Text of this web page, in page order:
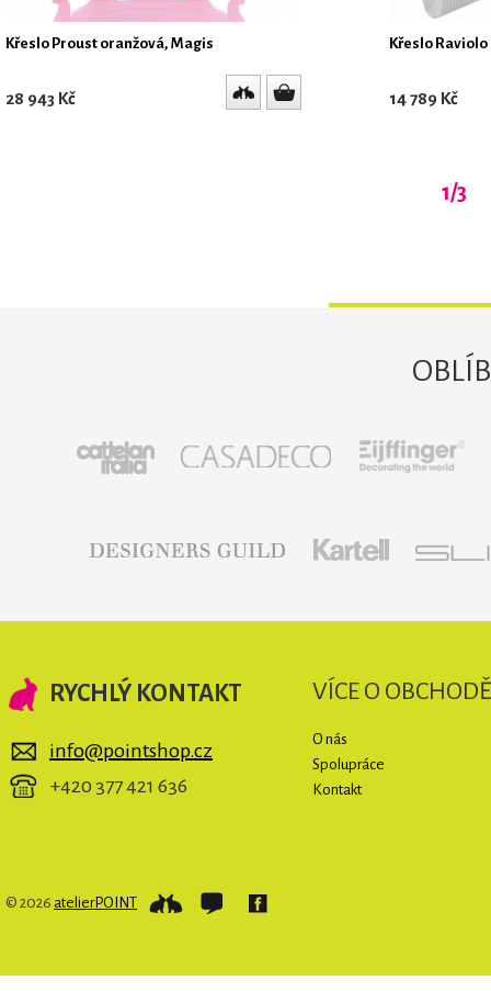
Křeslo Proust oranžová, Magis
28 943 Kč
Křeslo
14 789 Kč
1/3
RYCHLÝ KONTAKT
info@pointshop.cz
+420 377 421 636
VÍCE O OBCHODĚ
O nás
Spolupráce
Kontakt
© 2026 atelierPOINT